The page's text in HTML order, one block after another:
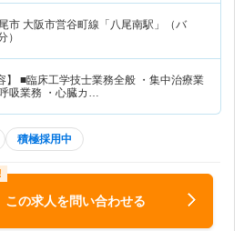
市 大阪市営谷町線「八尾南駅」（バ
）
】 ■臨床工学技士業務全般 ・集中治療業
吸業務 ・心臓カ…
積極採用中
この求人を問い合わせる